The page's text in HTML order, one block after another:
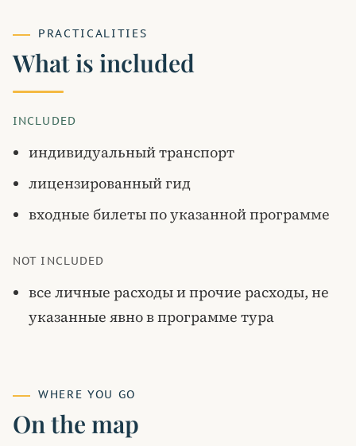
PRACTICALITIES
What is included
INCLUDED
индивидуальный транспорт
лицензированный гид
входные билеты по указанной программе
NOT INCLUDED
все личные расходы и прочие расходы, не
указанные явно в программе тура
WHERE YOU GO
On the map